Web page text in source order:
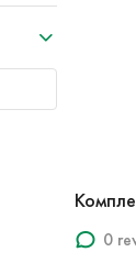
0